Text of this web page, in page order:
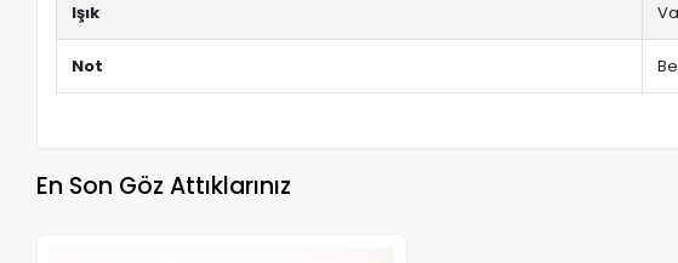
Işık
Not
En Son Göz Attıklarınız